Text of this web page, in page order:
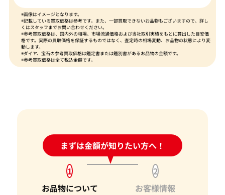
※画像はイメージとなります。
※記載している買取価格は参考です。また、一部買取できないお品物もございますので、詳し
くはスタッフまでお問い合わせください。
※参考買取価格は、国内外の相場、市場流通価格および当社取引実績をもとに算出した目安価
格です。実際の買取価格を保証するものではなく、査定時の相場変動、お品物の状態により変
動します。
※ダイヤ、宝石の参考買取価格は鑑定書または鑑別書があるお品物の金額です。
※参考買取価格は全て税込金額です。
まずは金額が知りたい方へ！
24時間受付中!問い合わせフォーム
1
お品物について
2
お客様情報